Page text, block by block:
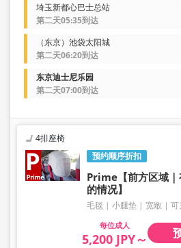
埼玉新都心巴士总站
第二天05:35到达
（东京）池袋太阳城
第二天06:20到达
东京迪士尼乐园
第二天07:00到达
预约顺序折扣
4排座椅
Prime【前方区域
的情况】
毛毯 小腿垫 宽敞 可
成人
5,200 JPY～